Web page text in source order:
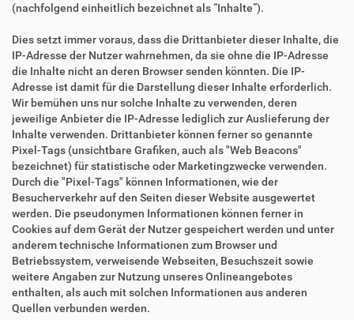
(nachfolgend einheitlich bezeichnet als “Inhalte”).
Dies setzt immer voraus, dass die Drittanbieter dieser Inhalte, die
IP-Adresse der Nutzer wahrnehmen, da sie ohne die IP-Adresse
die Inhalte nicht an deren Browser senden könnten. Die IP-
Adresse ist damit für die Darstellung dieser Inhalte erforderlich.
Wir bemühen uns nur solche Inhalte zu verwenden, deren
jeweilige Anbieter die IP-Adresse lediglich zur Auslieferung der
Inhalte verwenden. Drittanbieter können ferner so genannte
Pixel-Tags (unsichtbare Grafiken, auch als "Web Beacons"
bezeichnet) für statistische oder Marketingzwecke verwenden.
Durch die "Pixel-Tags" können Informationen, wie der
Besucherverkehr auf den Seiten dieser Website ausgewertet
werden. Die pseudonymen Informationen können ferner in
Cookies auf dem Gerät der Nutzer gespeichert werden und unter
anderem technische Informationen zum Browser und
Betriebssystem, verweisende Webseiten, Besuchszeit sowie
weitere Angaben zur Nutzung unseres Onlineangebotes
enthalten, als auch mit solchen Informationen aus anderen
Quellen verbunden werden.